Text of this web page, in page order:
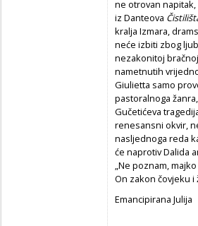
ne otrovan
iz Danteova Č
kralja Izmara,
neće izbiti zbog
nezakonitoj
nametnutih
Giulietta samo
pastoralnoga
Gučetićeva
renesansni okvir,
nasljednoga reda
će naprotiv Dalida
„Ne poznam,
On zakon čovjeku i
Emancipirana Julija